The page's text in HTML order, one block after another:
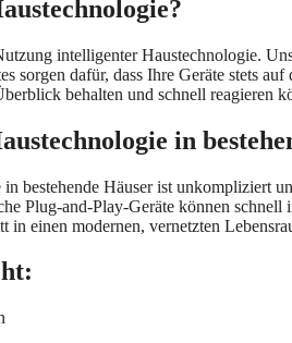
intelligenter Haustechnologie.
sorgen dafür, dass Ihre Geräte stets
behalten und schnell reagieren
in
bestehende Häuser ist unkompliziert
Plug-and-Play-Geräte können
einen modernen, vernetzten